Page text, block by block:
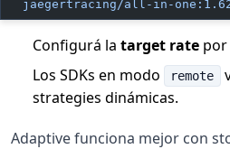
jaegertracing/all-in-
Configurá la target rate por
Los SDKs en modo
remote
strategies dinámicas.
Adaptive funciona mejor con